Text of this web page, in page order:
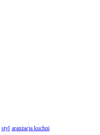
styl aranżacja kuchni